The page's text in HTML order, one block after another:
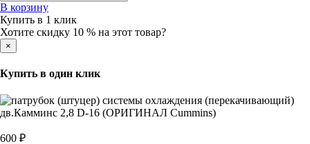
В корзину
Купить в 1 клик
Хотите скидку 10 % на этот товар?
×
Купить в один клик
600 ₽